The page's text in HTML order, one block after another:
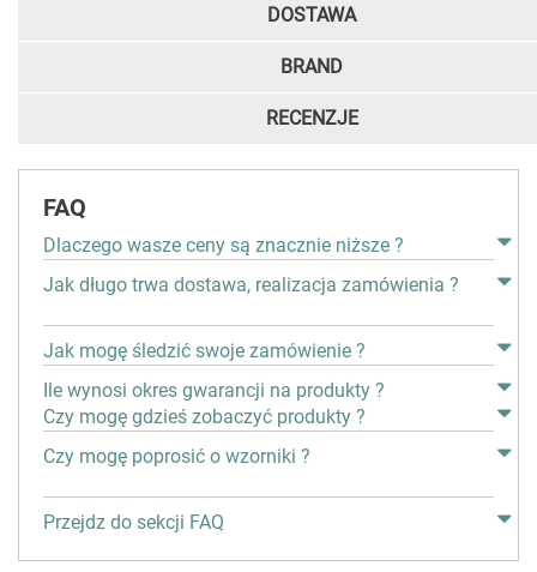
DOSTAWA
BRAND
RECENZJE
FAQ
Dlaczego wasze ceny są znacznie niższe ?
Jak długo trwa dostawa, realizacja zamówienia ?
Jak mogę śledzić swoje zamówienie ?
Ile wynosi okres gwarancji na produkty ?
Czy mogę gdzieś zobaczyć produkty ?
Czy mogę poprosić o wzorniki ?
Przejdz do sekcji FAQ